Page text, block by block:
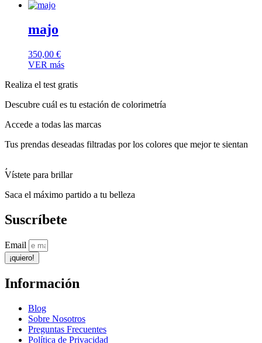
majo
350,00 €
VER más
Realiza el test gratis
Descubre cuál es tu estación de colorimetría
Accede a todas las marcas
Tus prendas deseadas filtradas por los colores que mejor te sientan
Vístete para brillar
Saca el máximo partido a tu belleza
Suscríbete
Email
¡quiero!
Información
Blog
Sobre Nosotros
Preguntas Frecuentes
Política de Privacidad